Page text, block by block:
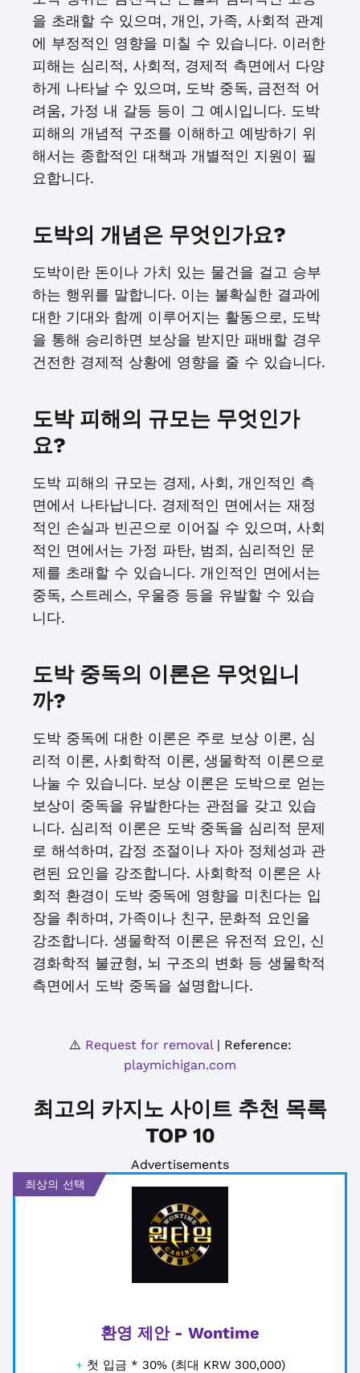
을 초래할 수 있으며, 개인, 가족, 사회적 관계
에 부정적인 영향을 미칠 수 있습니다. 이러한
피해는 심리적, 사회적, 경제적 측면에서 다양
하게 나타날 수 있으며, 도박 중독, 금전적 어
려움, 가정 내 갈등 등이 그 예시입니다. 도박
피해의 개념적 구조를 이해하고 예방하기 위
해서는 종합적인 대책과 개별적인 지원이 필
요합니다.
도박의 개념은 무엇인가요?
도박이란 돈이나 가치 있는 물건을 걸고 승부
하는 행위를 말합니다. 이는 불확실한 결과에
대한 기대와 함께 이루어지는 활동으로, 도박
을 통해 승리하면 보상을 받지만 패배할 경우
건전한 경제적 상황에 영향을 줄 수 있습니다.
도박 피해의 규모는 무엇인가
요?
도박 피해의 규모는 경제, 사회, 개인적인 측
면에서 나타납니다. 경제적인 면에서는 재정
적인 손실과 빈곤으로 이어질 수 있으며, 사회
적인 면에서는 가정 파탄, 범죄, 심리적인 문
제를 초래할 수 있습니다. 개인적인 면에서는
중독, 스트레스, 우울증 등을 유발할 수 있습
니다.
도박 중독의 이론은 무엇입니
까?
도박 중독에 대한 이론은 주로 보상 이론, 심
리적 이론, 사회학적 이론, 생물학적 이론으로
나눌 수 있습니다. 보상 이론은 도박으로 얻는
보상이 중독을 유발한다는 관점을 갖고 있습
니다. 심리적 이론은 도박 중독을 심리적 문제
로 해석하며, 감정 조절이나 자아 정체성과 관
련된 요인을 강조합니다. 사회학적 이론은 사
회적 환경이 도박 중독에 영향을 미친다는 입
장을 취하며, 가족이나 친구, 문화적 요인을
강조합니다. 생물학적 이론은 유전적 요인, 신
경화학적 불균형, 뇌 구조의 변화 등 생물학적
측면에서 도박 중독을 설명합니다.
⚠️ Request for removal| Reference:
playmichigan.com
최고의 카지노 사이트 추천 목록
TOP 10
Advertisements
최상의 선택
환영 제안 - Wontime
+ 첫 입금 * 30% (최대 KRW 300,000)